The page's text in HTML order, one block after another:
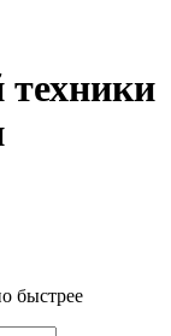
техники
быстрее